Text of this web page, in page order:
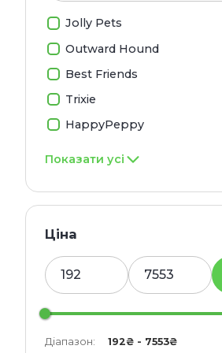
Jolly Pets
Outward Hound
Best Friends
Trixie
HappyPeppy
Показати усі
Ціна
Діапазон: 192₴ - 7553₴